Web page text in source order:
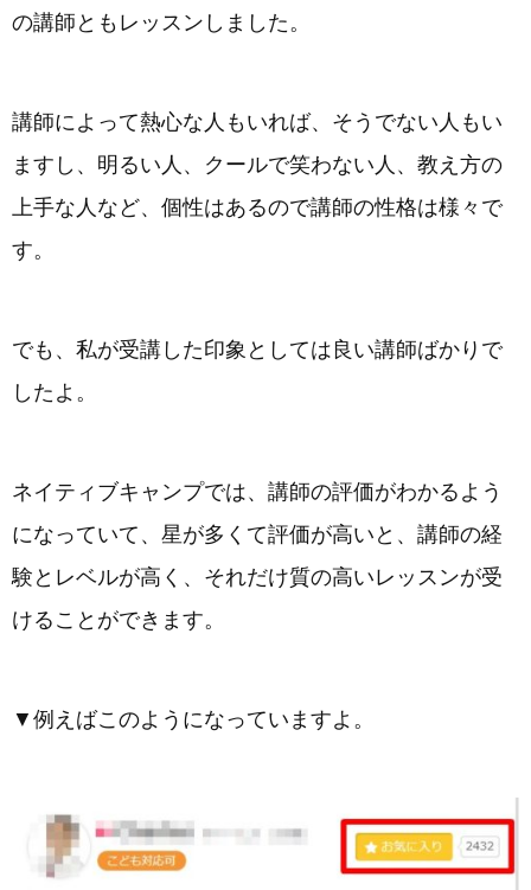
の講師ともレッスンしました。
講師によって熱心な人もいれば、そうでない人もい
ますし、明るい人、クールで笑わない人、教え方の
上手な人など、個性はあるので講師の性格は様々で
す。
でも、私が受講した印象としては良い講師ばかりで
したよ。
ネイティブキャンプでは、講師の評価がわかるよう
になっていて、星が多くて評価が高いと、講師の経
験とレベルが高く、それだけ質の高いレッスンが受
けることができます。
▼例えばこのようになっていますよ。